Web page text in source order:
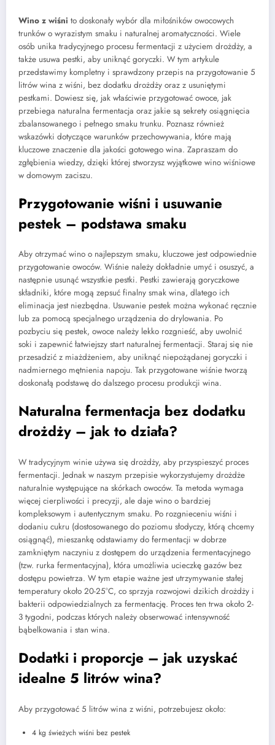
Wino z wiśni to doskonały wybór dla miłośników owocowych
trunków o wyrazistym smaku i naturalnej aromatyczności. Wiele
osób unika tradycyjnego procesu fermentacji z użyciem drożdży, a
także usuwa pestki, aby uniknąć goryczki. W tym artykule
przedstawimy kompletny i sprawdzony przepis na przygotowanie 5
litrów wina z wiśni, bez dodatku drożdży oraz z usuniętymi
pestkami. Dowiesz się, jak właściwie przygotować owoce, jak
przebiega naturalna fermentacja oraz jakie są sekrety osiągnięcia
zbalansowanego i pełnego smaku trunku. Poznasz również
wskazówki dotyczące warunków przechowywania, które mają
kluczowe znaczenie dla jakości gotowego wina. Zapraszam do
zgłębienia wiedzy, dzięki której stworzysz wyjątkowe wino wiśniowe
w domowym zaciszu.
Przygotowanie wiśni i usuwanie
pestek – podstawa smaku
Aby otrzymać wino o najlepszym smaku, kluczowe jest odpowiednie
przygotowanie owoców. Wiśnie należy dokładnie umyć i osuszyć, a
następnie usunąć wszystkie pestki. Pestki zawierają goryczkowe
składniki, które mogą zepsuć finalny smak wina, dlatego ich
eliminacja jest niezbędna. Usuwanie pestek można wykonać ręcznie
lub za pomocą specjalnego urządzenia do drylowania. Po
pozbyciu się pestek, owoce należy lekko rozgnieść, aby uwolnić
soki i zapewnić łatwiejszy start naturalnej fermentacji. Staraj się nie
przesadzić z miażdżeniem, aby uniknąć niepożądanej goryczki i
nadmiernego mętnienia napoju. Tak przygotowane wiśnie tworzą
doskonałą podstawę do dalszego procesu produkcji wina.
Naturalna fermentacja bez dodatku
drożdży – jak to działa?
W tradycyjnym winie używa się drożdży, aby przyspieszyć proces
fermentacji. Jednak w naszym przepisie wykorzystujemy drożdże
naturalnie występujące na skórkach owoców. Ta metoda wymaga
więcej cierpliwości i precyzji, ale daje wino o bardziej
kompleksowym i autentycznym smaku. Po rozgnieceniu wiśni i
dodaniu cukru (dostosowanego do poziomu słodyczy, którą chcemy
osiągnąć), mieszankę odstawiamy do fermentacji w dobrze
zamkniętym naczyniu z dostępem do urządzenia fermentacyjnego
(tzw. rurka fermentacyjna), która umożliwia ucieczkę gazów bez
dostępu powietrza. W tym etapie ważne jest utrzymywanie stałej
temperatury około 20-25°C, co sprzyja rozwojowi dzikich drożdży i
bakterii odpowiedzialnych za fermentację. Proces ten trwa około 2-
3 tygodni, podczas których należy obserwować intensywność
bąbelkowania i stan wina.
Dodatki i proporcje – jak uzyskać
idealne 5 litrów wina?
Aby przygotować 5 litrów wina z wiśni, potrzebujesz około:
4 kg świeżych wiśni bez pestek